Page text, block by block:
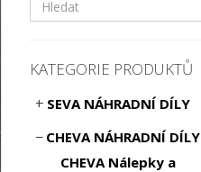
KATEGORIE PRODUKTŮ
SEVA NÁHRADNÍ DÍLY
CHEVA NÁHRADNÍ DÍLY
CHEVA Nálepky a